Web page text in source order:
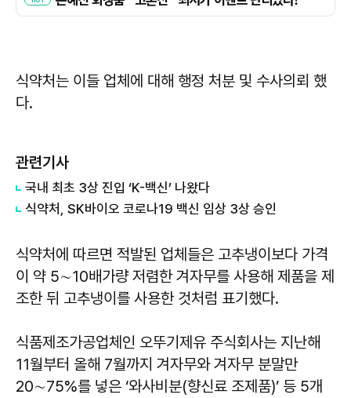
식약처는 이들 업체에 대해 행정 처분 및 수사의뢰 했
다.
관련기사
국내 최초 3상 진입 ‘K-백신’ 나왔다
식약처, SK바이오 코로나19 백신 임상 3상 승인
식약처에 따르면 적발된 업체들은 고추냉이보다 가격
이 약 5∼10배가량 저렴한 겨자무를 사용해 제품을 제
조한 뒤 고추냉이를 사용한 것처럼 표기했다.
식품제조가공업체인 오뚜기제유 주식회사는 지난해
11월부터 올해 7월까지 겨자무와 겨자무 분말만
20∼75%를 넣은 ‘와사비분(향신료 조제품)’ 등 5개